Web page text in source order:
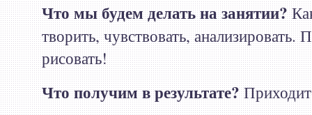
Что мы будем делать на занятии?
творить, чувствовать, анализировать.
рисовать!
Что получим в результате?